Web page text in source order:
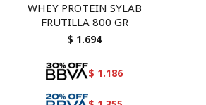
WHEY PROTEIN SYLAB
FRUTILLA 800 GR
$ 1.694
$ 1.186